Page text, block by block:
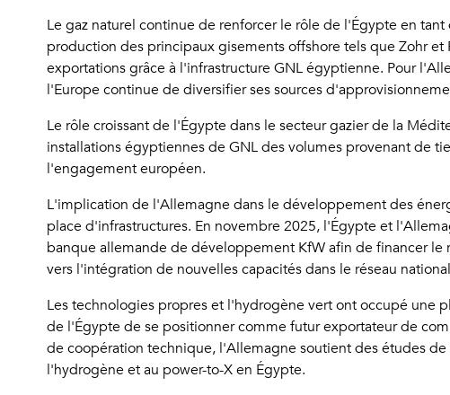
Le gaz naturel continue de renforcer le rôle de l'Égypte en
production des principaux gisements offshore tels que Zohr
exportations grâce à l'infrastructure GNL égyptienne. Pour
l'Europe continue de diversifier ses sources
Le rôle croissant de l'Égypte dans le secteur gazier de la
installations égyptiennes de GNL des volumes provenant de
l'engagement européen.
L'implication de l'Allemagne dans le développement des
place d'infrastructures. En novembre 2025, l'Égypte et
banque allemande de développement KfW afin de financer le
vers l'intégration de nouvelles capacités dans le réseau
Les technologies propres et l'hydrogène vert ont occupé une
de l'Égypte de se positionner comme futur exportateur de
de coopération technique, l'Allemagne soutient des études
l'hydrogène et au power-to-X en Égypte.